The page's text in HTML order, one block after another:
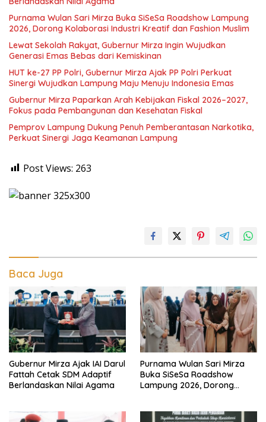
Purnama Wulan Sari Mirza Buka SiSeSa Roadshow Lampung
2026, Dorong Kolaborasi Industri Kreatif dan Fashion Muslim
Lewat Sekolah Rakyat, Gubernur Mirza Ingin Wujudkan
Generasi Emas Bebas dari Kemiskinan
HUT ke-27 PP Polri, Gubernur Mirza Ajak PP Polri Perkuat
Sinergi Wujudkan Lampung Maju Menuju Indonesia Emas
Gubernur Mirza Paparkan Arah Kebijakan Fiskal 2026–2027,
Fokus pada Pembangunan dan Kesehatan Fiskal
Pemprov Lampung Dukung Penuh Pemberantasan Narkotika,
Perkuat Sinergi Jaga Keamanan Lampung
Post Views: 263
Baca Juga
Gubernur Mirza Ajak IAI Darul
Fattah Cetak SDM Adaptif
Berlandaskan Nilai Agama
Purnama Wulan Sari Mirza
Buka SiSeSa Roadshow
Lampung 2026, Dorong